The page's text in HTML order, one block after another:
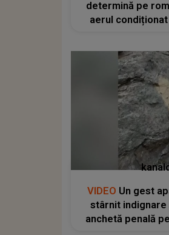
determină pe
aerul
VIDEO Un gest
stârnit indignare
anchetă penală